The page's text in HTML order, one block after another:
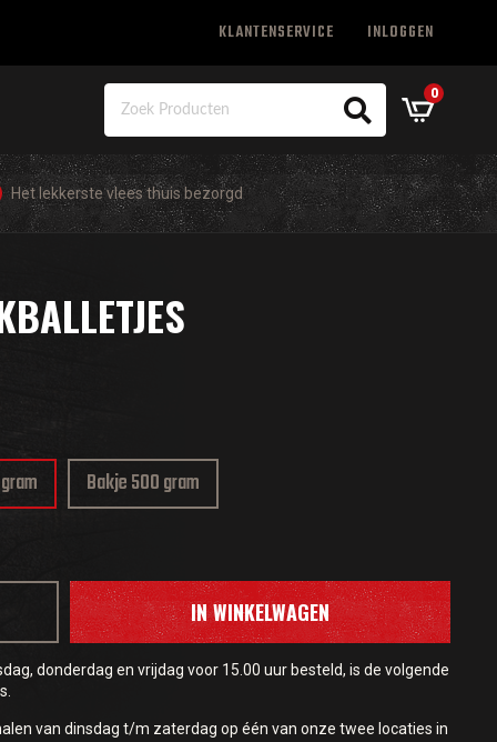
KLANTENSERVICE INLOGGEN
0
Het lekkerste vlees thuis bezorgd
Bakje 500 gram
IN WINKELWAGEN
donderdag en vrijdag voor 15.00 uur besteld, is de volgende
van dinsdag t/m zaterdag op één van onze twee locaties in